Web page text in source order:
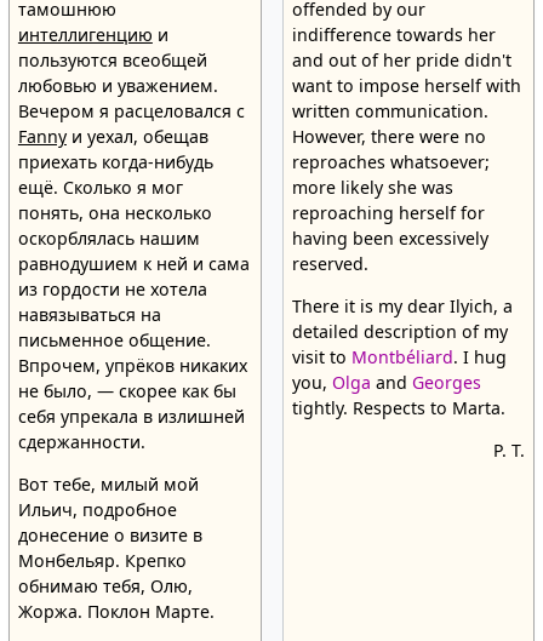
тамошнюю
интеллигенцию и
пользуются всеобщей
любовью и уважением.
Вечером я расцеловался с
Fannyи уехал, обещав
приехать когда-нибудь
ещё. Сколько я мог
понять, она несколько
оскорблялась нашим
равнодушием к ней и сама
из гордости не хотела
навязываться на
письменное общение.
Впрочем, упрёков никаких
не было, — скорее как бы
себя упрекала в излишней
сдержанности.
Вот тебе, милый мой
Ильич, подробное
донесение о визите в
Монбельяр. Крепко
обнимаю тебя, Олю,
Жоржа. Поклон Марте.
offended by our
indifference towards her
and out of her pride didn't
want to impose herself with
written communication.
However, there were no
reproaches whatsoever;
more likely she was
reproaching herself for
having been excessively
reserved.
There it is my dear Ilyich, a
detailed description of my
visit to Montbéliard. I hug
you, Olga and Georges
tightly. Respects to Marta.
P. T.